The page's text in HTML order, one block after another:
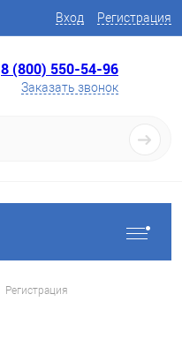
Вход Регистрация
8 (800) 550-54-96
Заказать звонок
Регистрация